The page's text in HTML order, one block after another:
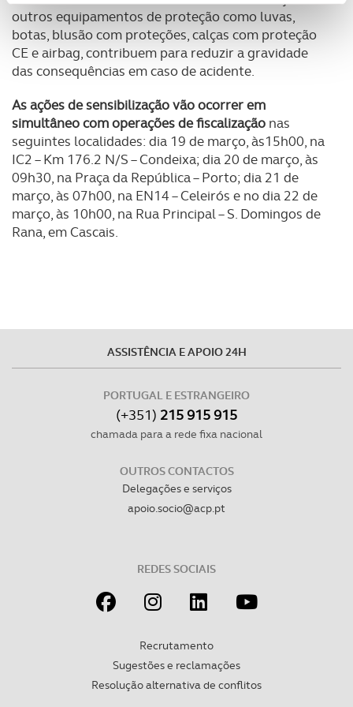
personalizar conteúdos e anúncios, para lhe proporcionar
funcionalidades de redes sociais, bem como para
analisar dados de navegação no nosso website.
utilização do nosso site de publicidade e de análise, com
parceiros e organizações na UE e em países terceiros.
O ACP garantirá que as transferências internacionais de
dados pessoais serão realizadas apenas com o seu
consentimento e quando tal se afigure estritamente
necessário no contexto dos serviços a prestar.
Consulte a política de cookies do site.
outros equipamentos de proteção como luvas,
botas, blusão com proteções, calças com proteção
CE e airbag, contribuem para reduzir a gravidade
das consequências em caso de acidente.
As ações de sensibilização vão ocorrer em
simultâneo com operações de fiscalização nas
seguintes localidades: dia 19 de março, às15h00, na
IC2 – Km 176.2 N/S – Condeixa; dia 20 de março, às
09h30, na Praça da República – Porto; dia 21 de
março, às 07h00, na EN14 – Celeirós e no dia 22 de
março, às 10h00, na Rua Principal – S. Domingos de
Rana, em Cascais.
ASSISTÊNCIA E APOIO 24H
PORTUGAL E ESTRANGEIRO
(+351) 215 915 915
chamada para a rede fixa nacional
OUTROS CONTACTOS
Delegações e serviços
apoio.socio@acp.pt
REDES SOCIAIS
Recrutamento
Sugestões e reclamações
Resolução alternativa de conflitos